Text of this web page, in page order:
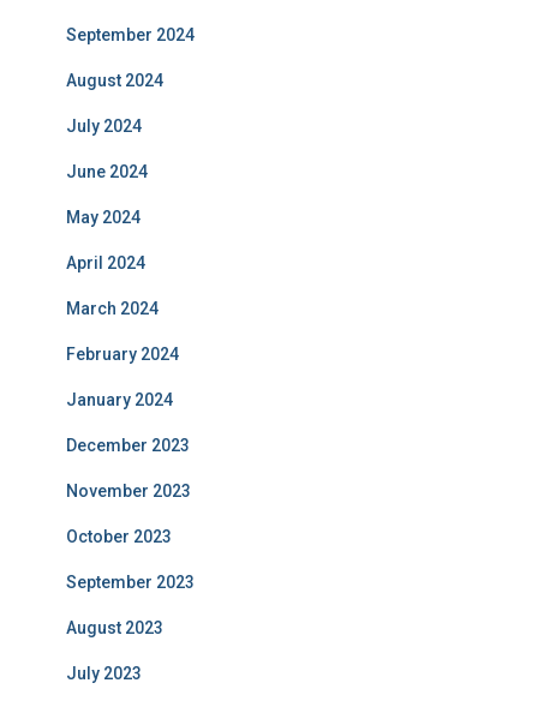
September 2024
August 2024
July 2024
June 2024
May 2024
April 2024
March 2024
February 2024
January 2024
December 2023
November 2023
October 2023
September 2023
August 2023
July 2023